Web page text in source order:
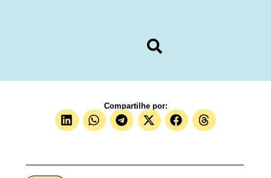
Compartilhe por: